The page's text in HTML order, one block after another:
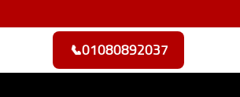
01080892037
📞